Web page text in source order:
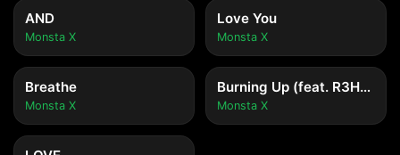
AND
Monsta X
Love You
Monsta X
Breathe
Monsta X
Burning Up (feat. R3HAB)
Monsta X